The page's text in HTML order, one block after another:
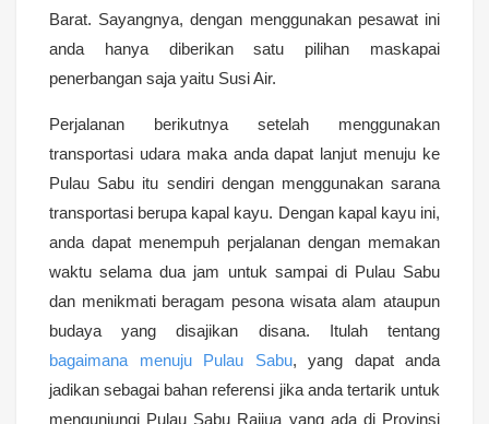
Barat. Sayangnya, dengan menggunakan pesawat ini
anda hanya diberikan satu pilihan maskapai
penerbangan saja yaitu Susi Air.
Perjalanan berikutnya setelah menggunakan
transportasi udara maka anda dapat lanjut menuju ke
Pulau Sabu itu sendiri dengan menggunakan sarana
transportasi berupa kapal kayu. Dengan kapal kayu ini,
anda dapat menempuh perjalanan dengan memakan
waktu selama dua jam untuk sampai di Pulau Sabu
dan menikmati beragam pesona wisata alam ataupun
budaya yang disajikan disana. Itulah tentang
bagaimana menuju Pulau Sabu, yang dapat anda
jadikan sebagai bahan referensi jika anda tertarik untuk
mengunjungi Pulau Sabu Raijua yang ada di Provinsi